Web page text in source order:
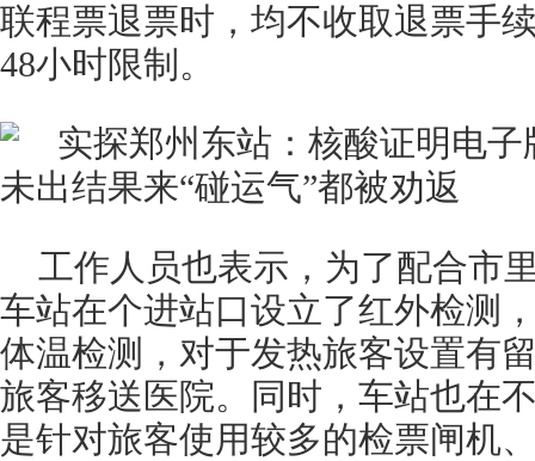
联程票退票时，均不收取退票手
48小时限制。
工作人员也表示，为了配合市
车站在个进站口设立了红外检测
体温检测，对于发热旅客设置有
旅客移送医院。同时，车站也在
是针对旅客使用较多的检票闸机